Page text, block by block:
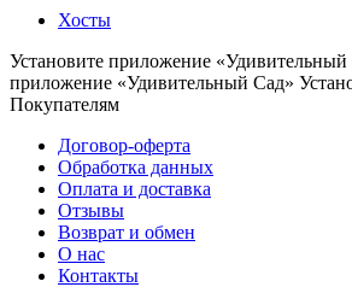
Хосты
Установите приложение «Удивительный
приложение «Удивительный Сад»
Покупателям
Договор-оферта
Обработка данных
Оплата и доставка
Отзывы
Возврат и обмен
О нас
Контакты